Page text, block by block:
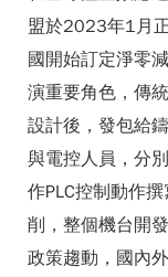
盟於2023年1月
國開始訂定淨零
演重要角色，傳
設計後，發包給
與電控人員，分
作PLC控制動作
削，整個機台開
政策趨動，國內